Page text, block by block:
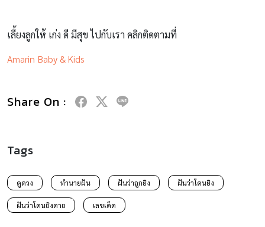
เลี้ยงลูกให้ เก่ง ดี มีสุข ไปกับเรา คลิกติดตามที่
Amarin Baby & Kids
Share On :
Tags
ดูดวง ทำนายฝัน ฝันว่าถูกยิง ฝันว่าโดนยิง
ฝันว่าโดนยิงตาย เลขเด็ด